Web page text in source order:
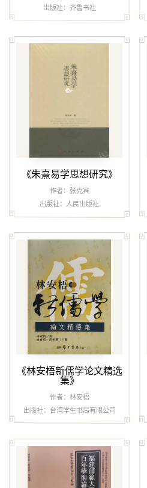
出版社：齐鲁书社
《朱熹易学思想研究》
作者：张克宾
出版社：人民出版社
《林安梧新儒学论文精选
集》
作者：林安梧
出版社：台湾学生书局有限公司